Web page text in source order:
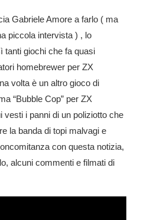
Gabriele Amore a farlo ( ma
piccola intervista ) , lo
tanti giochi che fa quasi
homebrewer per ZX
volta è un altro gioco di
“Bubble Cop” per ZX
vesti i panni di un poliziotto che
la banda di topi malvagi e
con questa notizia,
alcuni commenti e filmati di